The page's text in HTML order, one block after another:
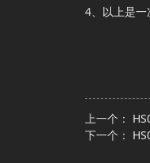
4、以上是一
上一个：
下一个：